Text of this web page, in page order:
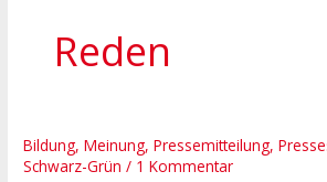
Reden
Bildung,Meinung,Pressemitteilung,
Schwarz-Grün / 1 Kommentar
Kündigung
einer